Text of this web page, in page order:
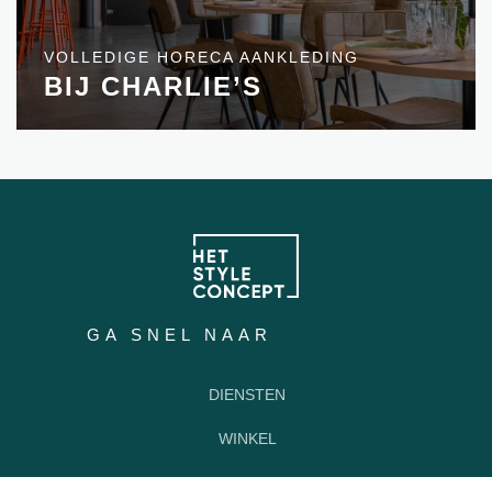
VOLLEDIGE HORECA AANKLEDING
BIJ CHARLIE’S
GA SNEL NAAR
DIENSTEN
WINKEL